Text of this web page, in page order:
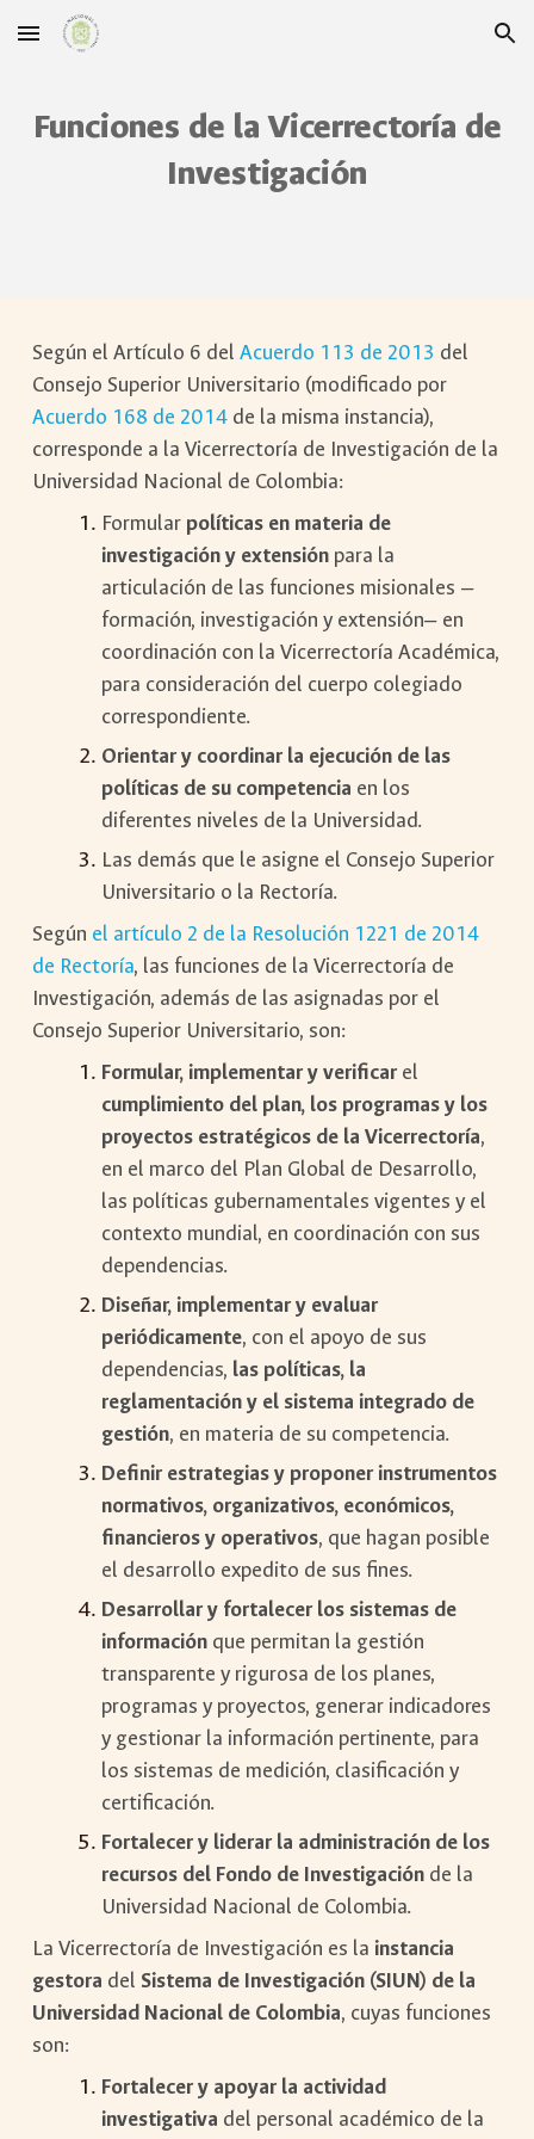
Skip to main content Skip to navigation
Funciones de la Vicerrectoría de
Investigación
Según el Artículo 6 delAcuerdo 113 de 2013 del
Consejo Superior Universitario (modificado por
Acuerdo 168 de 2014 de la misma instancia),
corresponde a la Vicerrectoría de Investigación de la
Universidad Nacional de Colombia:
Formular políticas en materia de
investigación y extensiónpara la
articulación de las funciones misionales —
formación, investigación y extensión— en
coordinación con la Vicerrectoría Académica,
para consideración del cuerpo colegiado
correspondiente.
Orientar y coordinar la ejecución de las
políticas de su competencia en los
diferentes niveles de la Universidad.
Las demás que le asigne el Consejo Superior
Universitario o la Rectoría.
Según el artículo 2 de la Resolución 1221 de 2014
de Rectoría, las funciones de la Vicerrectoría de
Investigación, además de las asignadas por el
Consejo Superior Universitario, son:
Formular, implementar y verificarel
cumplimiento del plan, los programas y los
proyectos estratégicos de la Vicerrectoría,
en el marco del Plan Global de Desarrollo,
las políticas gubernamentales vigentes y el
contexto mundial, en coordinación con sus
dependencias.
Diseñar, implementar y evaluar
periódicamente, con el apoyo de sus
dependencias, las políticas, la
reglamentación y el sistema integrado de
gestión, en materia de su competencia.
Definir estrategias y proponer instrumentos
normativos, organizativos, económicos,
financieros y operativos, que hagan posible
el desarrollo expedito de sus fines.
Desarrollar y fortalecer los sistemas de
información que permitan la gestión
transparente y rigurosa de los planes,
programas y proyectos, generar indicadores
y gestionar la información pertinente, para
los sistemas de medición, clasificación y
certificación.
Fortalecer y liderar la administración de los
recursos del Fondo de Investigaciónde la
Universidad Nacional de Colombia.
La Vicerrectoría de Investigación es la instancia
gestora del Sistema de Investigación (SIUN) de la
Universidad Nacional de Colombia, cuyas funciones
son:
Fortalecer y apoyar la actividad
investigativa del personal académico de la